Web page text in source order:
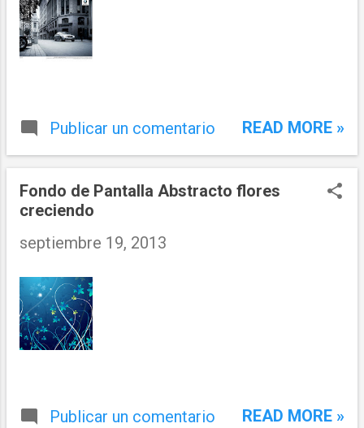
Publicar un comentario READ MORE »
Fondo de Pantalla Abstracto flores
creciendo
septiembre 19, 2013
Publicar un comentario READ MORE »